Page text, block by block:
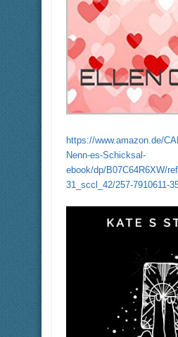
https://www.amazon.de/
Nenn-es-Schicksal-
ebook/dp/B07C64R6XW/
31_sccl_42/257-7910611-